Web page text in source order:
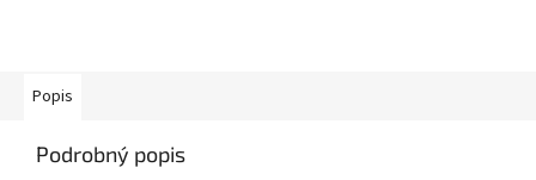
Popis
Podrobný popis